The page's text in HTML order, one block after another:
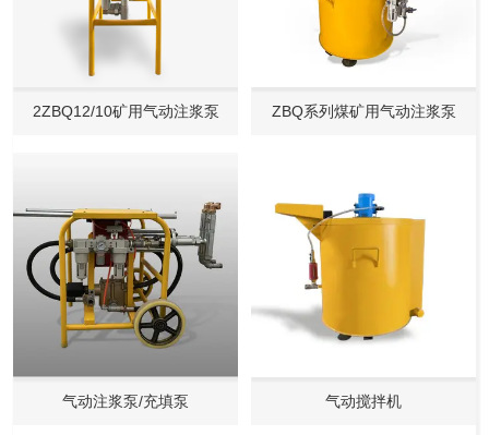
2ZBQ12/10矿用气动注浆泵 ZBQ系列煤矿用气动注浆泵
气动注浆泵/充填泵 气动搅拌机